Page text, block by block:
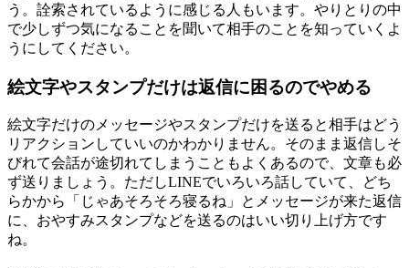
う。詮索されているように感じる人もいます。やりとりの中
で少しずつ気になることを聞いて相手のことを知っていくよ
うにしてください。
絵文字やスタンプだけは返信に困るのでやめる
絵文字だけのメッセージやスタンプだけを送ると相手はどう
リアクションしていいのかわかりません。そのまま返信しそ
びれて会話が途切れてしまうこともよくあるので、文章も必
ず送りましょう。ただしLINEでいろいろ話していて、どち
らかから「じゃあそろそろ寝るね」とメッセージが来た返信
に、おやすみスタンプなどを送るのはいい切り上げ方です
ね。